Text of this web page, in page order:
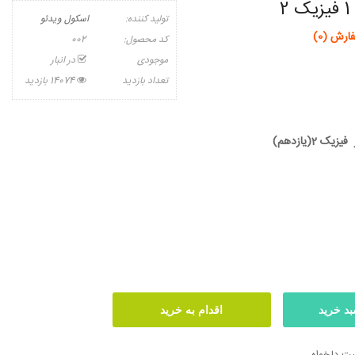
(0)
تولید کننده:
اسکول ویدئو
کد محصول:
002
موجودی
در انبار
تعداد بازدید
14074 بازدید